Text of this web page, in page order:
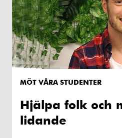
MÖT VÅRA STUDENTER
Hjälpa folk och
lidande